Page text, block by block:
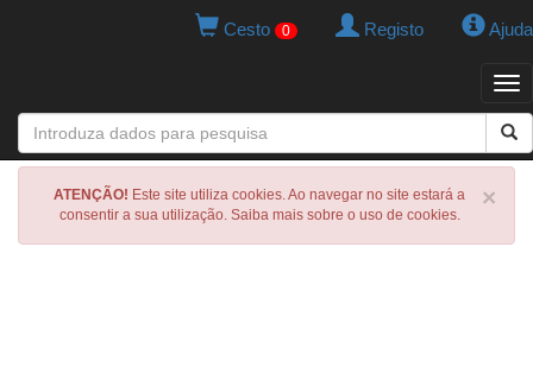
Cesto 0 Registo Ajuda
×
ATENÇÃO! Este site utiliza cookies. Ao navegar no site estará a
consentir a sua utilização. Saiba mais sobre o uso de cookies.